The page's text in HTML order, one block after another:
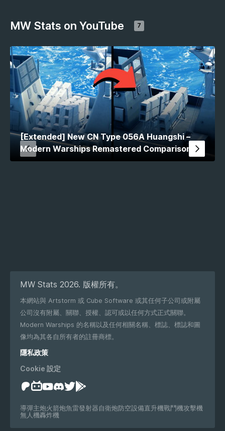
MW Stats on YouTube 7
[Extended] New CN Type 056A Huangshi –
Modern Warships Remastered Comparison
MW Stats 2026. 版權所有。
本網站與 Artstorm 或 Cube Software 或其任何子公司或附屬
公司沒有附屬、關聯、授權、認可或以任何方式正式關聯。
Modern Warships 的名稱以及任何相關名稱、標誌、標誌和圖
像均為其各自所有者的註冊商標。
隱私政策
Cookie 設定
導彈主炮火箭炮魚雷發射器自衛炮防空設備直升機戰鬥機攻擊機
無人機轟炸機